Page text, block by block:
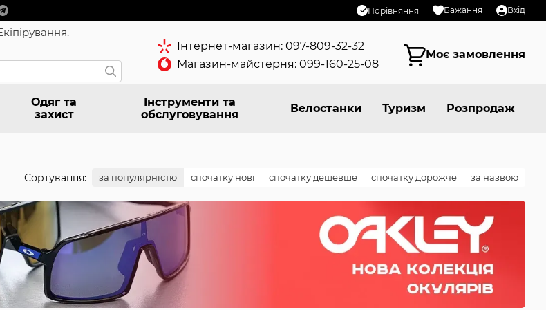
Порівняння Бажання Вхід
Інтернет-магазин: 097-809-32-32
Магазин-майстерня: 099-160-25-08
Моє замовлення
Одяг та
захист
Інструменти та
обслуговування
Велостанки Туризм Розпродаж
Сортування: за популярністю спочатку нові спочатку дешевше спочатку дорожче за назвою